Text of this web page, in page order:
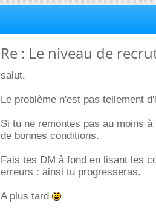
Re : Le niveau de
salut,
Le problème n'est pas tellement
Si tu ne remontes pas au moins
de bonnes conditions.
Fais tes DM à fond en lisant les
erreurs : ainsi tu progresseras.
A plus tard